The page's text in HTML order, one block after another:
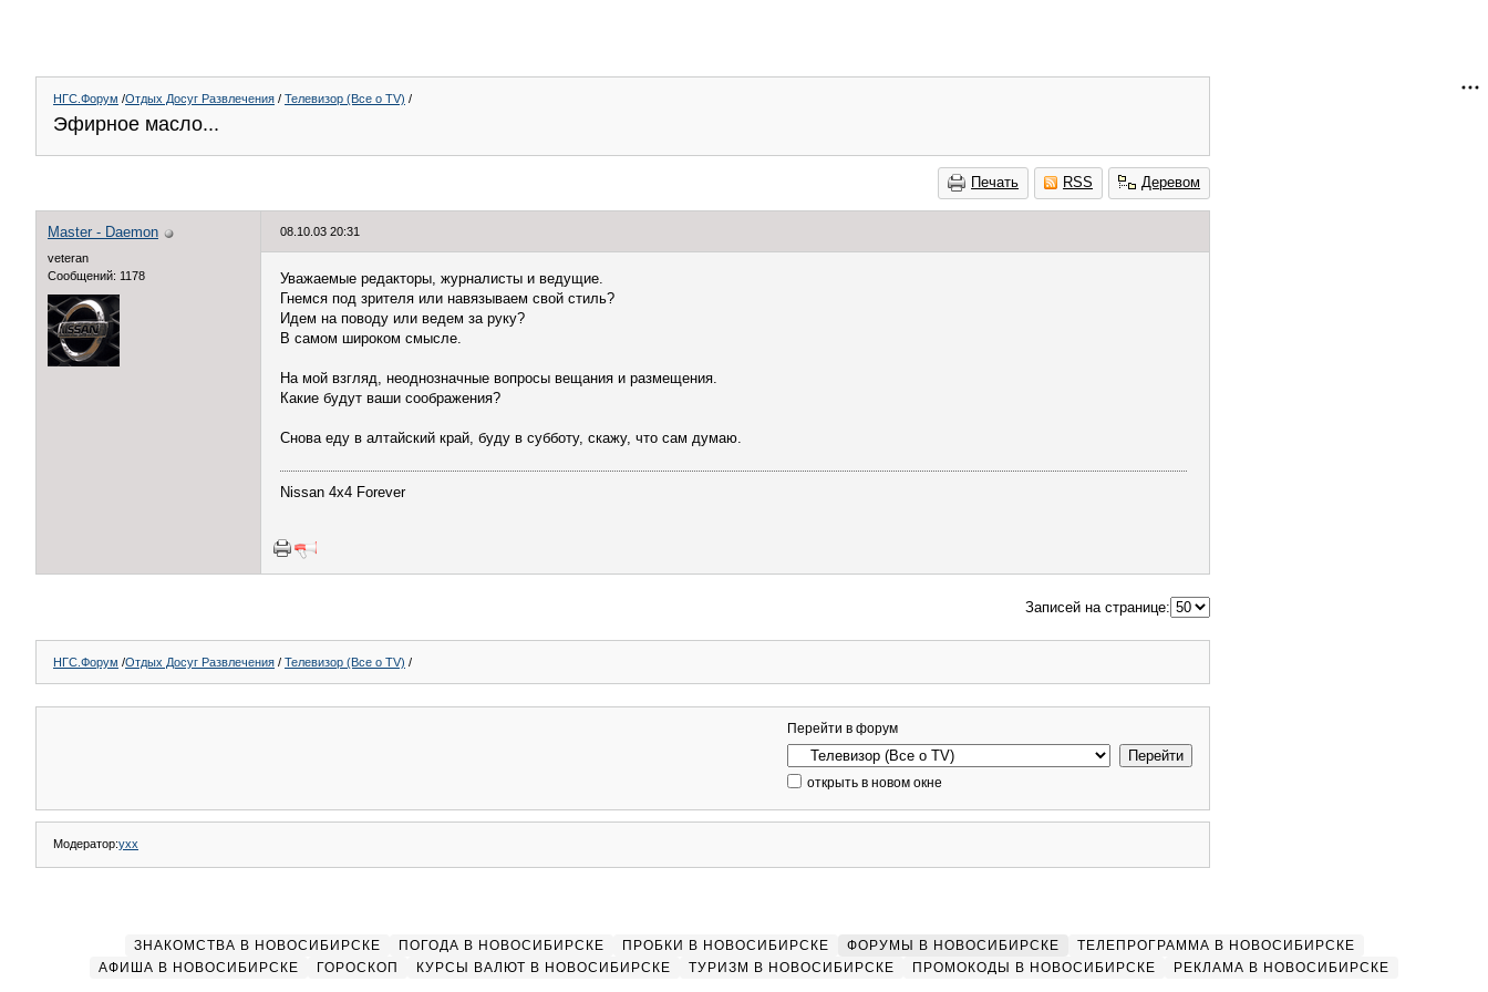
НГС.Форум /Отдых Досуг Развлечения / Телевизор (Все о TV) /
Эфирное масло...
Печать RSS Деревом
Master - Daemon
veteran
Сообщений: 1178
08.10.03 20:31
Уважаемые редакторы, журналисты и ведущие.
Гнемся под зрителя или навязываем свой стиль?
Идем на поводу или ведем за руку?
В самом широком смысле.
На мой взгляд, неоднозначные вопросы вещания и размещения.
Какие будут ваши соображения?
Снова еду в алтайский край, буду в субботу, скажу, что сам думаю.
Nissan 4x4 Forever
Записей на странице:
НГС.Форум /Отдых Досуг Развлечения / Телевизор (Все о TV) /
Перейти в форум
открыть в новом окне
Модератор:yxx
ЗНАКОМСТВА В НОВОСИБИРСКЕ ПОГОДА В НОВОСИБИРСКЕ ПРОБКИ В НОВОСИБИРСКЕ ФОРУМЫ В НОВОСИБИРСКЕ
ТЕЛЕПРОГРАММА В НОВОСИБИРСКЕ
АФИША В НОВОСИБИРСКЕ
ГОРОСКОП КУРСЫ ВАЛЮТ В НОВОСИБИРСКЕ ТУРИЗМ В НОВОСИБИРСКЕ ПРОМОКОДЫ В НОВОСИБИРСКЕ РЕКЛАМА В НОВОСИБИРСКЕ